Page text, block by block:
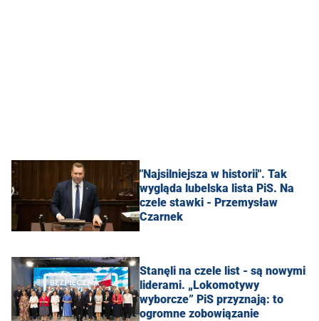
"Najsilniejsza w historii". Tak
wygląda lubelska lista PiS. Na
czele stawki - Przemysław
Czarnek
Stanęli na czele list - są nowymi
liderami. „Lokomotywy
wyborcze” PiS przyznają: to
ogromne zobowiązanie